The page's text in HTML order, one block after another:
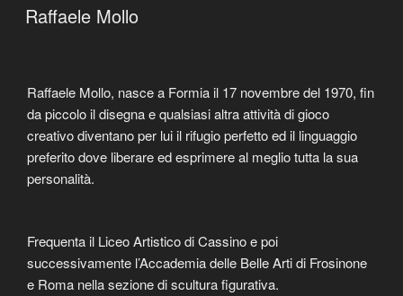
IL
Raffaele Mollo
Raffaele Mollo, nasce a Formia il 17 novembre del 1970, fin
da piccolo il disegna e qualsiasi altra attività di gioco
creativo diventano per lui il rifugio perfetto ed il linguaggio
preferito dove liberare ed esprimere al meglio tutta la sua
personalità.
Frequenta il Liceo Artistico di Cassino e poi
successivamente l’Accademia delle Belle Arti di Frosinone
e Roma nella sezione di scultura figurativa.